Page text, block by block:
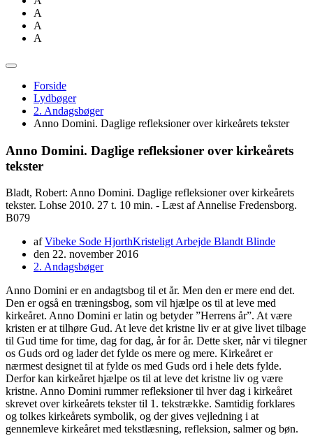
A
A
A
Forside
Lydbøger
2. Andagsbøger
Anno Domini. Daglige refleksioner over kirkeårets tekster
Anno Domini. Daglige refleksioner over kirkeårets
tekster
Bladt, Robert: Anno Domini. Daglige refleksioner over kirkeårets
tekster. Lohse 2010. 27 t. 10 min. - Læst af Annelise Fredensborg.
B079
af Vibeke Sode HjorthKristeligt Arbejde Blandt Blinde
den 22. november 2016
2. Andagsbøger
Anno Domini er en andagtsbog til et år. Men den er mere end det.
Den er også en træningsbog, som vil hjælpe os til at leve med
kirkeåret. Anno Domini er latin og betyder ”Herrens år”. At være
kristen er at tilhøre Gud. At leve det kristne liv er at give livet tilbage
til Gud time for time, dag for dag, år for år. Dette sker, når vi tilegner
os Guds ord og lader det fylde os mere og mere. Kirkeåret er
nærmest designet til at fylde os med Guds ord i hele dets fylde.
Derfor kan kirkeåret hjælpe os til at leve det kristne liv og være
kristne. Anno Domini rummer refleksioner til hver dag i kirkeåret
skrevet over kirkeårets tekster til 1. tekstrække. Samtidig forklares
og tolkes kirkeårets symbolik, og der gives vejledning i at
gennemleve kirkeåret med tekstlæsning, refleksion, salmer og bøn.